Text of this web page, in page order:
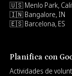
🇺🇸 Menlo Park,
🇮🇳 Bangalore, IN
🇪🇸 Barcelona, ES
Planifica con
Actividades de